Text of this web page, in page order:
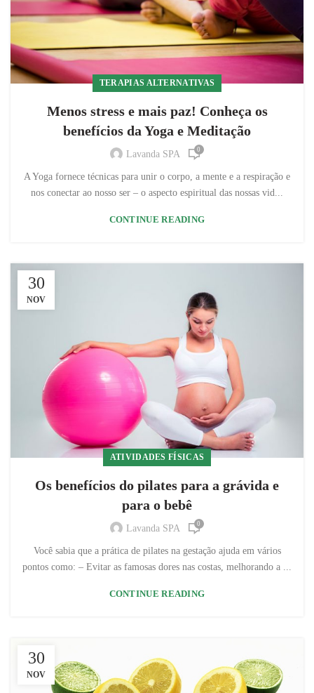
TERAPIAS ALTERNATIVAS
Menos stress e mais paz! Conheça os
benefícios da Yoga e Meditação
Lavanda SPA 0
A Yoga fornece técnicas para unir o corpo, a mente e a respiração e
nos conectar ao nosso ser – o aspecto espiritual das nossas vid...
CONTINUE READING
30
NOV
ATIVIDADES FÍSICAS
Os benefícios do pilates para a grávida e
para o bebê
Lavanda SPA 0
Você sabia que a prática de pilates na gestação ajuda em vários
pontos como: – Evitar as famosas dores nas costas, melhorando a ...
CONTINUE READING
30
NOV